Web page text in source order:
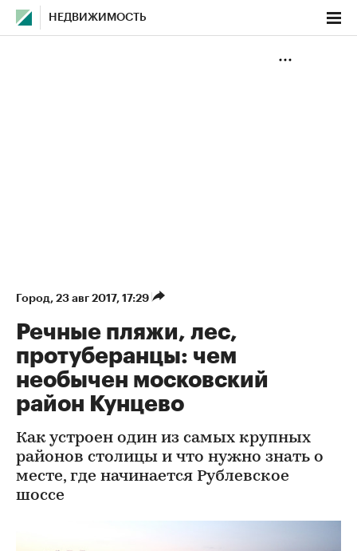
НЕДВИЖИМОСТЬ
Город⁠, 23 авг 2017, 17:29
Речные пляжи, лес,
протуберанцы: чем
необычен московский
район Кунцево
Как устроен один из самых крупных
районов столицы и что нужно знать о
месте, где начинается Рублевское
шоссе